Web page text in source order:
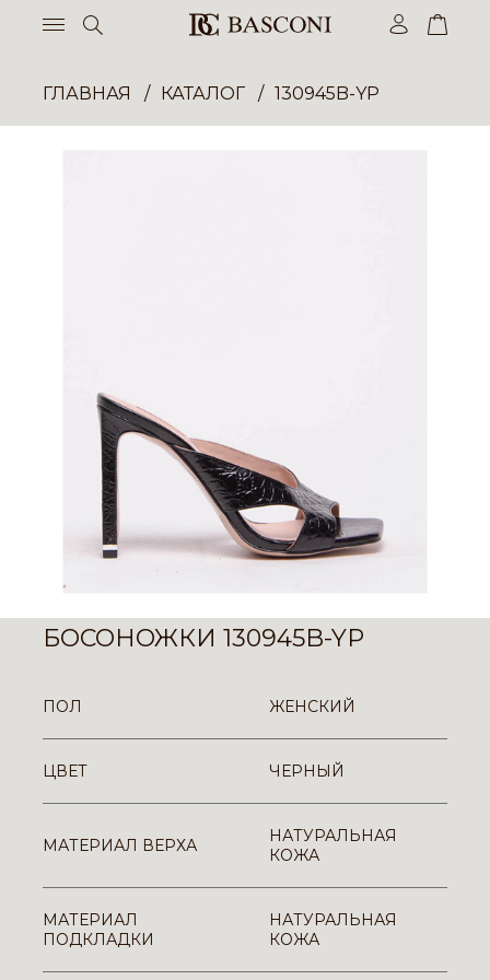
ГЛАВНАЯ КАТАЛОГ 130945B-YP
БОСОНОЖКИ 130945B-YP
ПОЛ ЖЕНСКИЙ
ЦВЕТ ЧЕРНЫЙ
МАТЕРИАЛ ВЕРХА
НАТУРАЛЬНАЯ
КОЖА
МАТЕРИАЛ
ПОДКЛАДКИ
НАТУРАЛЬНАЯ
КОЖА